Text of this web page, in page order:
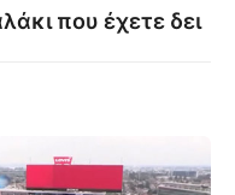
που έχετε δει